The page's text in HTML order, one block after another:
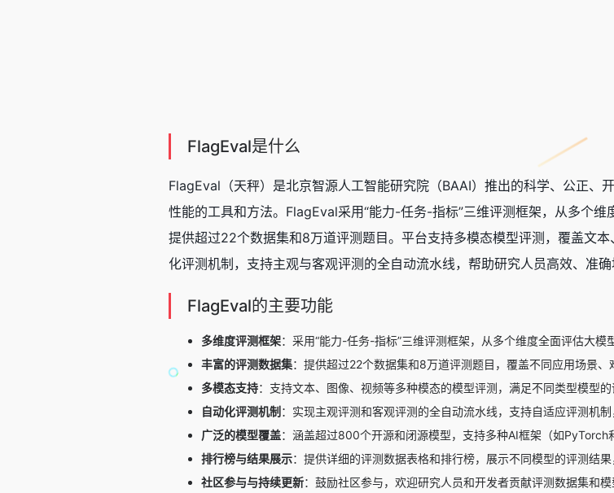
FlagEval是什么
FlagEval（天秤）是北京智源人工智能研究院（BAAI）推出的科学、公正
性能的工具和方法。FlagEval采用“能力-任务-指标”三维评测框架，从多个
提供超过22个数据集和8万道评测题目。平台支持多模态模型评测，覆盖文
化评测机制，支持主观与客观评测的全自动流水线，帮助研究人员高效、准
FlagEval的主要功能
多维度评测框架：采用“能力-任务-指标”三维评测框架，从多个维度全面评估大
丰富的评测数据集：提供超过22个数据集和8万道评测题目，覆盖不同应用场景、
多模态支持：支持文本、图像、视频等多种模态的模型评测，满足不同类型模型的
自动化评测机制 ：实现主观评测和客观评测的全自动流水线，支持自适应评测机
广泛的模型覆盖：涵盖超过800个开源和闭源模型，支持多种AI框架（如
排行榜与结果展示：提供详细的评测数据表格和排行榜，展示不同模型的评测结
社区参与与持续更新：鼓励社区参与，欢迎研究人员和开发者贡献评测数据集和